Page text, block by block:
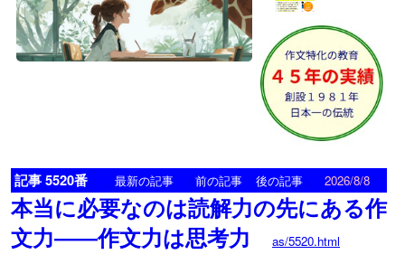
記事 5520番 最新の記事 前の記事 後の記事 2026/8/8
本当に必要なのは読解力の先にある作
文力――作文力は思考力
as/5520.html